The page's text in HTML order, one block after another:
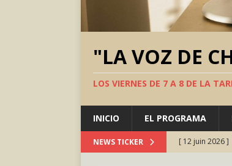
"LA VOZ DE
LOS VIERNES DE 7 A 8 DE LA
INICIO EL PROGRAMA
NEWS TICKER [ 12 juin 2026 ]